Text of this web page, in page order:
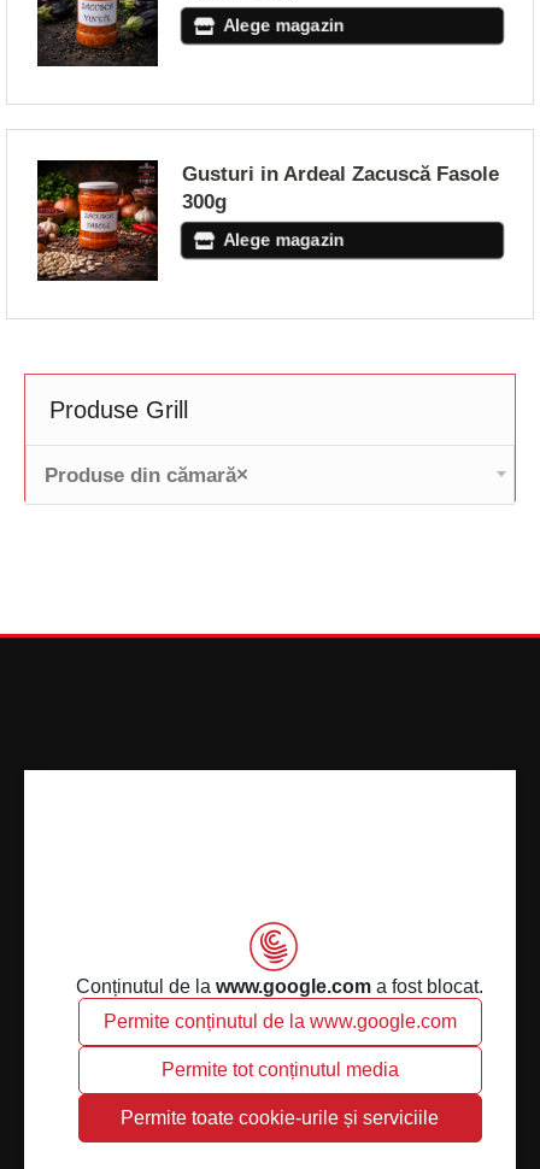
Alege magazin
Gusturi in Ardeal Zacuscă Fasole
300g
Alege magazin
Produse Grill
×
Produse din cămară